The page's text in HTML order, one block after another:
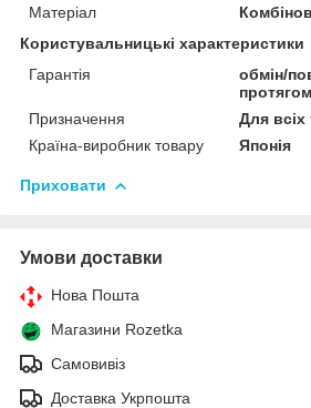
Матеріал
Користувальницькі характеристики
Гарантія
обмін/
Призначення
Для всіх
Країна-виробник товару
Японія
Приховати
Умови доставки
Нова Пошта
Магазини Rozetka
Самовивіз
Доставка Укрпошта